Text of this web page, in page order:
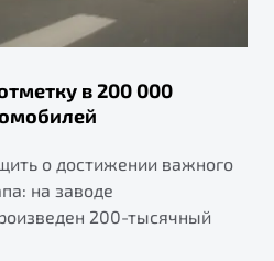
в 200 000
о достижении важного
на заводе
200-тысячный